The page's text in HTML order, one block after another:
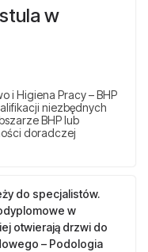
w
i Higiena Pracy – BHP
niezbędnych
BHP lub
doradczej
do specjalistów.
w
otwierają drzwi do
– Podologia